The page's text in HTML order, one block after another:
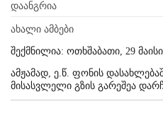
დაანგრია
ახალი ამბები
შექმნილია: ოთხშაბათი, 29 მაისი
ამჟამად, ე.წ. ფონის
მისასვლელი გზის გარეშეა